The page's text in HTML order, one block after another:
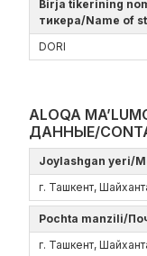
Birja tikerining
тикера/Name of
DORI
ALOQA
ДАННЫЕ/
Joylashgan yeri/
г. Ташкент,
Pochta manzili/
г. Ташкент,